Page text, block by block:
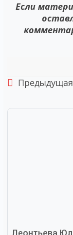
Если
Предыдущая
Леонтьева